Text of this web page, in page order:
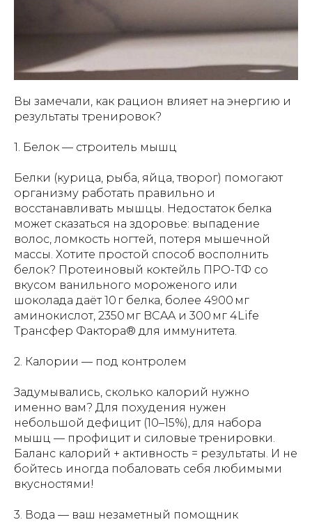
Вы замечали, как рацион влияет на энергию и
результаты тренировок?
1. Белок — строитель мышц
Белки (курица, рыба, яйца, творог) помогают
организму работать правильно и
восстанавливать мышцы. Недостаток белка
может сказаться на здоровье: выпадение
волос, ломкость ногтей, потеря мышечной
массы. Хотите простой способ восполнить
белок? Протеиновый коктейль ПРО-ТФ со
вкусом ванильного мороженого или
шоколада даёт 10 г белка, более 4900 мг
аминокислот, 2350 мг BCAA и 300 мг 4Life
Трансфер Фактора® для иммунитета.
2. Калории — под контролем
Задумывались, сколько калорий нужно
именно вам? Для похудения нужен
небольшой дефицит (10–15%), для набора
мышц — профицит и силовые тренировки.
Баланс калорий + активность = результаты. И не
бойтесь иногда побаловать себя любимыми
вкусностями!
3. Вода — ваш незаметный помощник